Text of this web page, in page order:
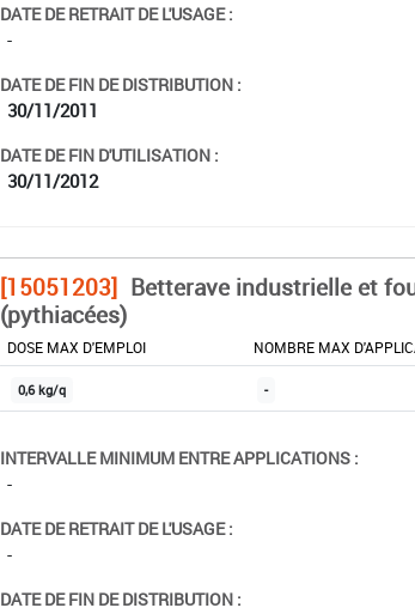
DATE DE RETRAIT DE L'USAGE :
-
DATE DE FIN DE DISTRIBUTION :
30/11/2011
DATE DE FIN D'UTILISATION :
30/11/2012
[15051203] Betterave industrielle et
(pythiacées)
DOSE MAX D'EMPLOI NOMBRE MAX
0,6 kg/q -
INTERVALLE MINIMUM ENTRE APPLICATIONS :
-
DATE DE RETRAIT DE L'USAGE :
-
DATE DE FIN DE DISTRIBUTION :